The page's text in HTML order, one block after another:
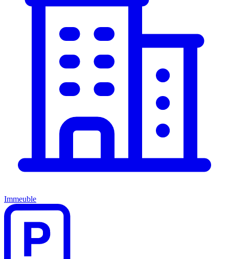
Immeuble